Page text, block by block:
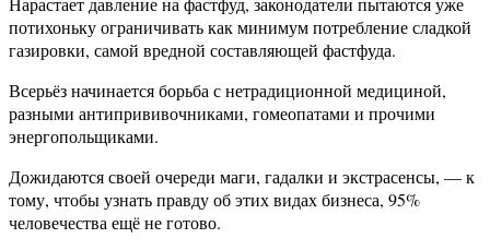
потихоньку ограничивать как минимум потребление сладкой
газировки, самой вредной составляющей фастфуда.
Всерьёз начинается борьба с нетрадиционной медициной,
разными антипрививочниками, гомеопатами и прочими
энергопольщиками.
Дожидаются своей очереди маги, гадалки и экстрасенсы, — к
тому, чтобы узнать правду об этих видах бизнеса, 95%
человечества ещё не готово.